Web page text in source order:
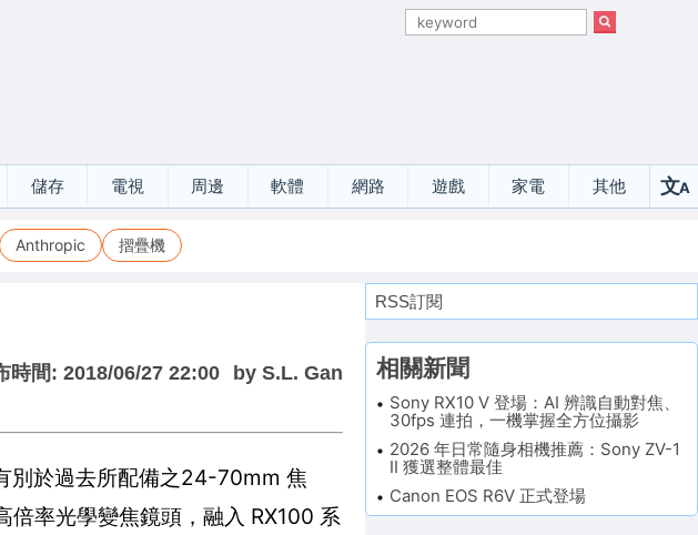
儲存 電視 周邊 軟體 網路 遊戲 家電 其他 文A
Anthropic 摺疊機
時間: 2018/06/27 22:00 by S.L. Gan
別於過去所配備之24-70mm 焦
率光學變焦鏡頭，融入 RX100 系
RSS訂閱
相關新聞
Sony RX10 V 登場：AI 辨識自動對焦、
30fps 連拍，一機掌握全方位攝影
2026 年日常隨身相機推薦：Sony ZV-1
II 獲選整體最佳
Canon EOS R6V 正式登場